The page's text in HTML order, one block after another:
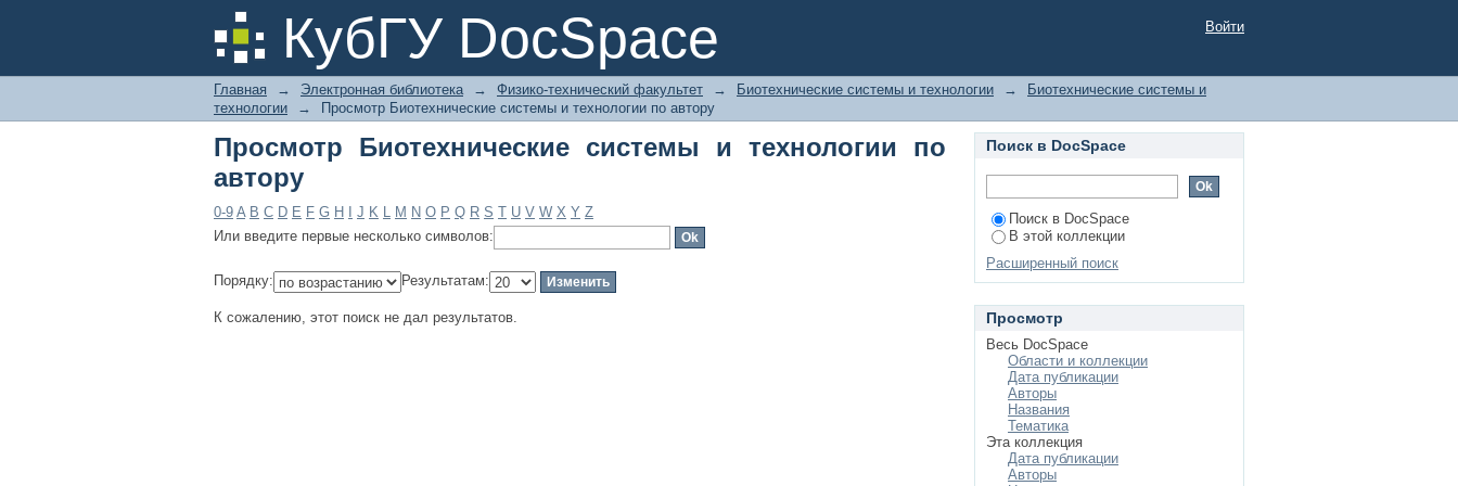
КубГУ DocSpace
Просмотр Биотехнические системы и технологии по автору Войти
Главная → Электронная библиотека → Физико-технический факультет → Биотехнические системы и технологии →
Биотехнические системы и
технологии
→ Просмотр Биотехнические системы и технологии по автору
Просмотр Биотехнические системы и технологии по
автору
0-9 A B C D E F G H J K L M N O P Q R S T U V W X Y Z
Или введите первые несколько символов:
Порядку: Результатам:
К сожалению, этот поиск не дал результатов.
Поиск в DocSpace
Поиск в DocSpace
В этой коллекции
Расширенный поиск
Просмотр
Весь DocSpace
Области и коллекции
Дата публикации
Авторы
Названия
Тематика
Эта коллекция
Дата публикации
Авторы